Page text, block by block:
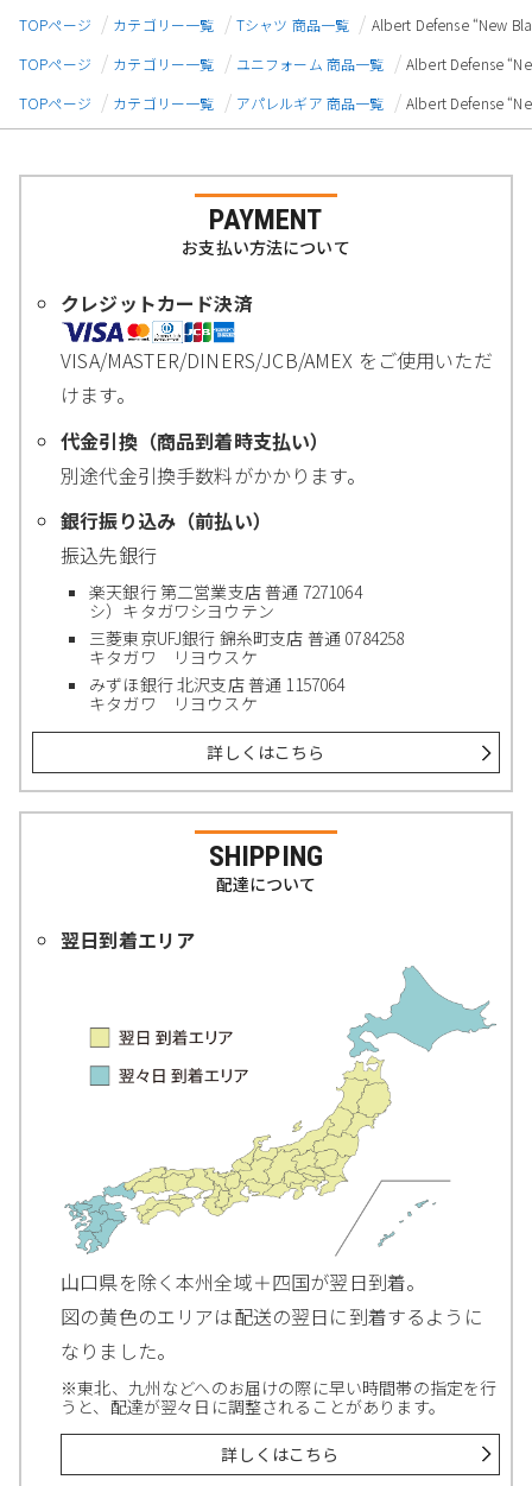
TOPページ
カテゴリー一覧 Tシャツ 商品一覧
Albert Defense “New
TOPページ
カテゴリー一覧 ユニフォーム 商品一覧
Albert Defense
TOPページ
カテゴリー一覧 アパレルギア 商品一覧 Albert Defense
PAYMENT
お支払い方法について
クレジットカード決済
VISA/MASTER/DINERS/JCB/AMEX をご使用いただ
けます。
代金引換（商品到着時支払い）
別途代金引換手数料がかかります。
銀行振り込み（前払い）
振込先銀行
楽天銀行 第二営業支店 普通 7271064
シ）キタガワシヨウテン
三菱東京UFJ銀行 錦糸町支店 普通 0784258
キタガワ リヨウスケ
みずほ銀行 北沢支店 普通 1157064
キタガワ リヨウスケ
詳しくはこちら
SHIPPING
配達について
翌日到着エリア
山口県を除く本州全域＋四国が翌日到着。
図の黄色のエリアは配送の翌日に到着するように
なりました。
※東北、九州などへのお届けの際に早い時間帯の指定を行
うと、配達が翌々日に調整されることがあります。
詳しくはこちら